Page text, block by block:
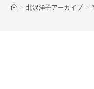
> 北沢洋子アーカイブ >